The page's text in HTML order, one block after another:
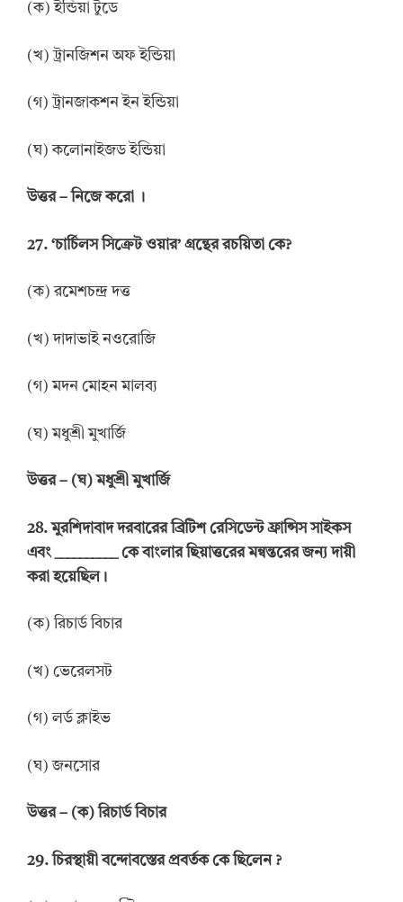
(ক) ইন্ডিয়া টুডে
(খ) ট্রানজিশন অফ ইন্ডিয়া
(গ) ট্রানজাকশন ইন ইন্ডিয়া
(ঘ) কলোনাইজড ইন্ডিয়া
উত্তর–নিজে করো ।
27. ‘চার্চিলস সিক্রেট ওয়ার’ গ্রন্থের রচয়িতা কে?
(ক) রমেশচন্দ্র দত্ত
(খ) দাদাভাই নওরোজি
(গ) মদন মোহন মালব্য
(ঘ) মধুশ্রী মুখার্জি
উত্তর– (ঘ) মধুশ্রী মুখার্জি
28.মুরশিদাবাদ দরবারের ব্রিটিশ রেসিডেন্ট ফ্রান্সিস সাইকস
এবং__________
কে বাংলার ছিয়াত্তরের মন্বন্তরের জন্য দায়ী
করা হয়েছিল।
(ক) রিচার্ড বিচার
(খ) ভেরেলসট
(গ) লর্ড ক্লাইভ
(ঘ) জনসোর
উত্তর– (ক) রিচার্ড বিচার
29.চিরস্থায়ী বন্দোবস্তের প্রবর্তক কে ছিলেন ?